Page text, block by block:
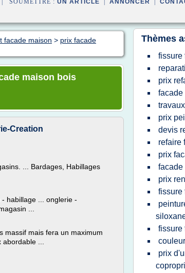
| SOUMETTRE : UN ARTICLE ANNONCER
facade maison > prix facade
maison bois
Creation
... Bardages, Habillages
habillage ... onglerie -
...
massif mais fera un maximum
...
Thèmes
fissure
prix
facade
prix
devis
refaire
prix
facade
prix
fissure
fissure
prix